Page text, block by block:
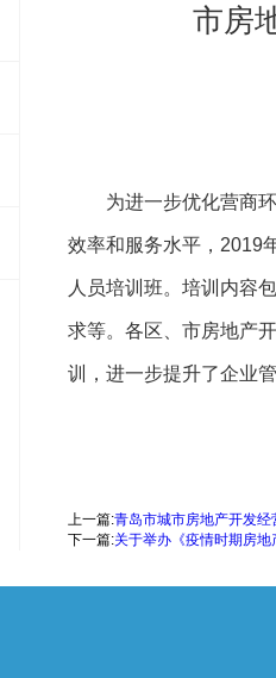
市房
为进一步优化营商环
效率和服务水平，2019
人员培训班。培训内容
求等。各区、市房地产
训，进一步提升了企业
上一篇:青岛市城市房地产开发经
下一篇:关于举办《疫情时期房